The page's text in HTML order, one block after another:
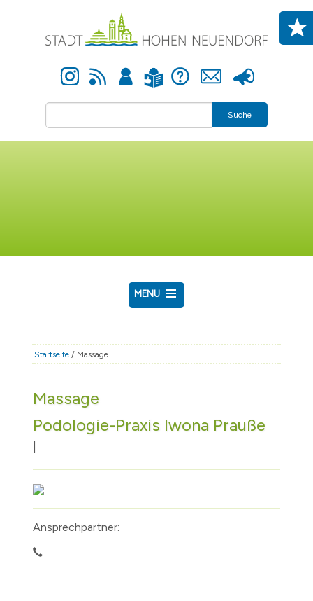
Instagram Newsfeed Anmelden Leichte Sprache Hilfe Kontakt Presse
Suche
MENU
RATHAUS & POLITIK
TOURISMUS
Startseite / Massage
Massage
Podologie-Praxis Iwona Prauße
Ansprechpartner: